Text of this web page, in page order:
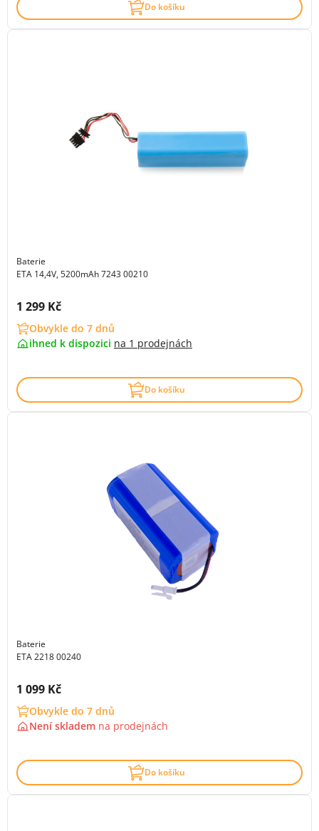
Do košíku
Baterie
ETA 14,4V, 5200mAh 7243 00210
Cena s DPH:
1 299 Kč
Obvykle do 7 dnů
ihned k dispozici na 1 prodejnách
Do košíku
Baterie
ETA 2218 00240
Cena s DPH:
1 099 Kč
Obvykle do 7 dnů
Není skladem na prodejnách
Do košíku